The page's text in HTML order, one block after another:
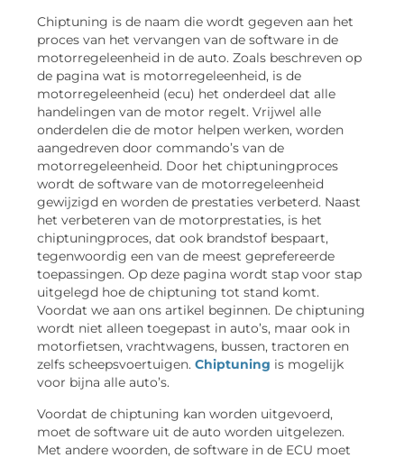
Chiptuning is de naam die wordt gegeven aan het
proces van het vervangen van de software in de
motorregeleenheid in de auto. Zoals beschreven op
de pagina wat is motorregeleenheid, is de
motorregeleenheid (ecu) het onderdeel dat alle
handelingen van de motor regelt. Vrijwel alle
onderdelen die de motor helpen werken, worden
aangedreven door commando’s van de
motorregeleenheid. Door het chiptuningproces
wordt de software van de motorregeleenheid
gewijzigd en worden de prestaties verbeterd. Naast
het verbeteren van de motorprestaties, is het
chiptuningproces, dat ook brandstof bespaart,
tegenwoordig een van de meest geprefereerde
toepassingen. Op deze pagina wordt stap voor stap
uitgelegd hoe de chiptuning tot stand komt.
Voordat we aan ons artikel beginnen. De chiptuning
wordt niet alleen toegepast in auto’s, maar ook in
motorfietsen, vrachtwagens, bussen, tractoren en
zelfs scheepsvoertuigen. Chiptuning is mogelijk
voor bijna alle auto’s.
Voordat de chiptuning kan worden uitgevoerd,
moet de software uit de auto worden uitgelezen.
Met andere woorden, de software in de ECU moet